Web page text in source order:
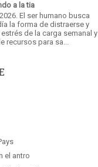
a la tia
El ser humano busca
la forma de distraerse y
de la carga semanal y
recursos para sa...
el antro